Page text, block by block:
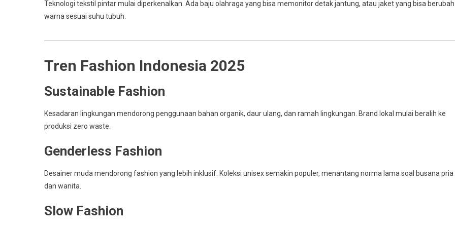
Teknologi tekstil pintar mulai diperkenalkan. Ada baju olahraga yang bisa memonitor detak jantung, atau jaket yang bisa berubah
warna sesuai suhu tubuh.
Tren Fashion Indonesia 2025
Sustainable Fashion
Kesadaran lingkungan mendorong penggunaan bahan organik, daur ulang, dan ramah lingkungan. Brand lokal mulai beralih ke
produksi zero waste.
Genderless Fashion
Desainer muda mendorong fashion yang lebih inklusif. Koleksi unisex semakin populer, menantang norma lama soal busana pria
dan wanita.
Slow Fashion